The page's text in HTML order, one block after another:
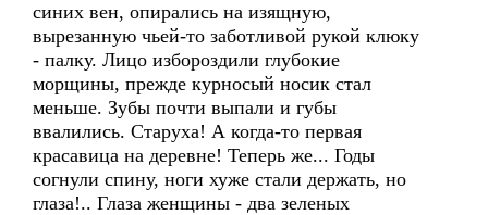
синих вен, опирались на изящную,
вырезанную чьей-то заботливой рукой клюку
- палку. Лицо избороздили глубокие
морщины, прежде курносый носик стал
меньше. Зубы почти выпали и губы
ввалились. Старуха! А когда-то первая
красавица на деревне! Теперь же... Годы
согнули спину, ноги хуже стали держать, но
глаза!.. Глаза женщины - два зеленых